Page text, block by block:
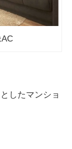
したマンショ